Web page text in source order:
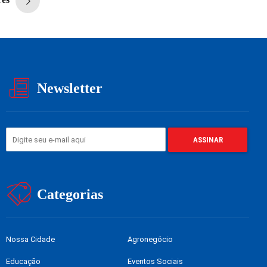
Newsletter
Categorias
Nossa Cidade Agronegócio
Educação Eventos Sociais